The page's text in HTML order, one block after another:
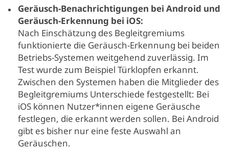
Geräusch-Benachrichtigungen bei Android und
Geräusch-Erkennung bei iOS:
Nach Einschätzung des Begleitgremiums
funktionierte die Geräusch-Erkennung bei beiden
Betriebs-Systemen weitgehend zuverlässig. Im
Test wurde zum Beispiel Türklopfen erkannt.
Zwischen den Systemen haben die Mitglieder des
Begleitgremiums Unterschiede festgestellt: Bei
iOS können Nutzer*innen eigene Geräusche
festlegen, die erkannt werden sollen. Bei Android
gibt es bisher nur eine feste Auswahl an
Geräuschen.